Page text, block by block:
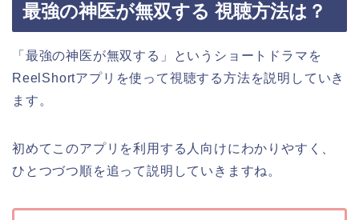
最強の神医が無双する 視聴方法は？
「最強の神医が無双する 」
というショートドラマを
ReelShortアプリを使って視聴する方法を説明していき
ます。
初めてこのアプリを利用する人向けにわかりやすく、
ひとつづつ順を追って説明していきますね。